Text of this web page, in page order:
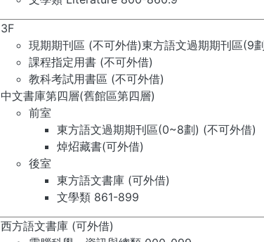
3F
現期期刊區 (不可外借)東方語文過期期刊區(9
課程指定用書 (不可外借)
教科考試用書區 (不可外借)
中文書庫第四層(舊館區第四層)
前室
東方語文過期期刊區(0~8劃) (不可外借)
焯炤藏書(可外借)
​後室
東方語文書庫 (可外借)
文學類 861-899
西方語文書庫 (可外借)